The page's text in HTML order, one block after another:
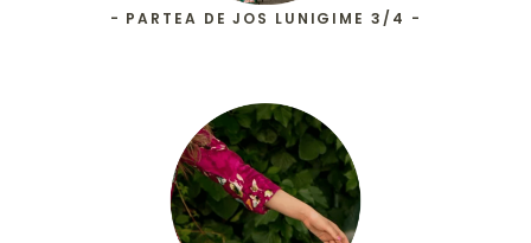
- PARTEA DE JOS LUNIGIME 3/4 -